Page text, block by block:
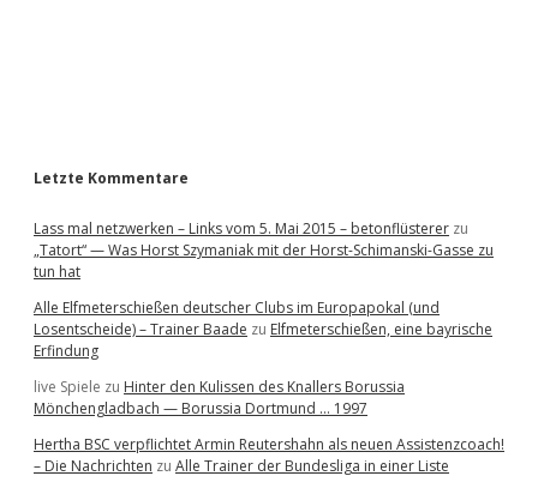
Letzte Kommentare
Lass mal netzwerken – Links vom 5. Mai 2015 – betonflüsterer zu
„Tatort“ — Was Horst Szymaniak mit der Horst-Schimanski-Gasse zu
tun hat
Alle Elfmeterschießen deutscher Clubs im Europapokal (und
Losentscheide) – Trainer Baade zu Elfmeterschießen, eine bayrische
Erfindung
live Spiele zu Hinter den Kulissen des Knallers Borussia
Mönchengladbach — Borussia Dortmund … 1997
Hertha BSC verpflichtet Armin Reutershahn als neuen Assistenzcoach!
– Die Nachrichten zu Alle Trainer der Bundesliga in einer Liste